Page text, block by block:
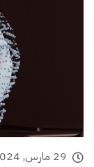
29 مارس, 2024 - 06:20 م